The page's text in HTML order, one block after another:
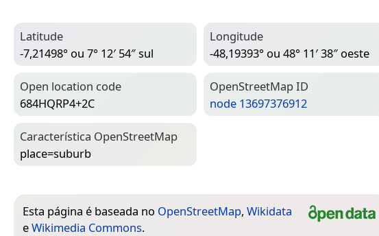
Latitude
-7,21498° ou 7° 12′ 54″ sul
Longitude
-48,19393° ou 48° 11′ 38″ oeste
Open location code
684HQRP4+2C
Open­Street­Map ID
node 13697376912
Característica Open­Street­Map
place=­suburb
Esta página é baseada no OpenStreetMap, Wikidata
eWikimedia Commons.